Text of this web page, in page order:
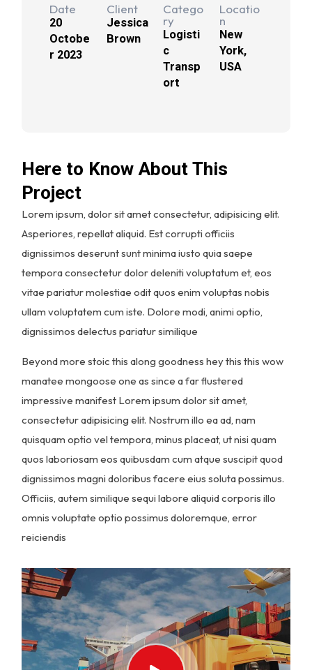
Date
20
Octobe
r 2023
Client
Jessica
Brown
Catego
ry
Logisti
c
Transp
ort
Locatio
n
New
York,
USA
Here to Know About This
Project
Lorem ipsum, dolor sit amet consectetur, adipisicing elit.
Asperiores, repellat aliquid. Est corrupti officiis
dignissimos deserunt sunt minima iusto quia saepe
tempora consectetur dolor deleniti voluptatum et, eos
vitae pariatur molestiae odit quos enim voluptas nobis
ullam voluptatem cum iste. Dolore modi, animi optio,
dignissimos delectus pariatur similique
Beyond more stoic this along goodness hey this this wow
manatee mongoose one as since a far flustered
impressive manifest Lorem ipsum dolor sit amet,
consectetur adipisicing elit. Nostrum illo ea ad, nam
quisquam optio vel tempora, minus placeat, ut nisi quam
quos laboriosam eos quibusdam cum atque suscipit quod
dignissimos magni doloribus facere eius soluta possimus.
Officiis, autem similique sequi labore aliquid corporis illo
omnis voluptate optio possimus doloremque, error
reiciendis